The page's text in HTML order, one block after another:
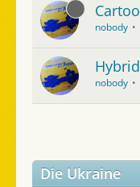
nobody
nobody
Die Ukraine